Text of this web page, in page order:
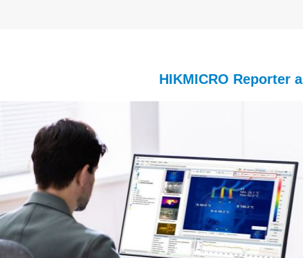
HIKMICRO Reporter